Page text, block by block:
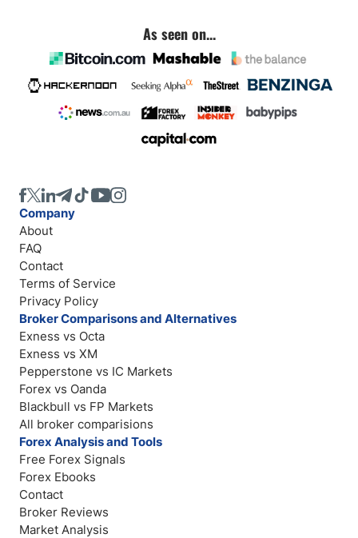
As seen on...
Company
About
FAQ
Contact
Terms of Service
Privacy Policy
Broker Comparisons and Alternatives
Exness vs Octa
Exness vs XM
Pepperstone vs IC Markets
Forex vs Oanda
Blackbull vs FP Markets
All broker comparisions
Forex Analysis and Tools
Free Forex Signals
Forex Ebooks
Contact
Broker Reviews
Market Analysis